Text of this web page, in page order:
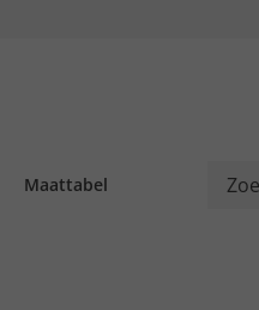
Maattabel